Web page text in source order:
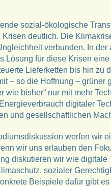
sozial-ökologische
deutlich. Die
verbunden. In
Lösung für diese Krisen
Lieferketten bis hin zu
– so die Hoffnung – grüner
wie bisher“ nur mit mehr
digitaler
und gesellschaftlichen
werfen wir
wir uns erlauben den
diskutieren wir wie
sozialer
Beispiele dafür gibt